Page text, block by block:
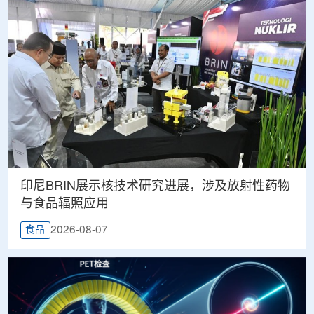
印尼BRIN展示核技术研究进展，涉及放射性药物
与食品辐照应用
食品 2026-08-07